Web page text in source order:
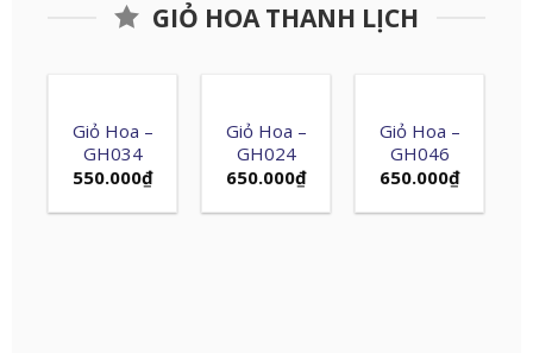
GIỎ HOA THANH LỊCH
Giỏ Hoa –
GH034
550.000₫
Giỏ Hoa –
GH024
650.000₫
Giỏ Hoa –
GH046
650.000₫